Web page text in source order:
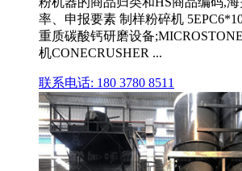
率、申报要素 制样粉碎机
重质碳酸钙研磨设备
机CONECRUSHER ...
联系电话: 180 3780 8511